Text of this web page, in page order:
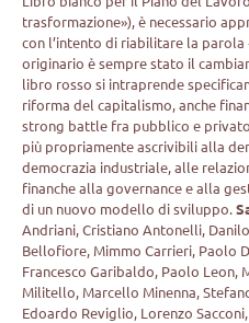
trasformazione»), è necessario
con l’intento di riabilitare la
originario è sempre stato il
libro rosso si intraprende
riforma del capitalismo, anche
strong battle fra pubblico e
più propriamente ascrivibili alla
democrazia industriale, alle
finanche alla governance e alla
di un nuovo modello di sviluppo.
Andriani, Cristiano Antonelli,
Bellofiore, Mimmo Carrieri, Paolo
Francesco Garibaldo, Paolo Leon,
Militello, Marcello Minenna,
Edoardo Reviglio, Lorenzo